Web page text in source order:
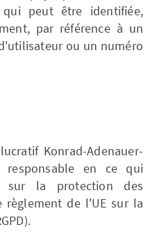
peut être identifiée,
par référence à un
ou un numéro
Konrad-Adenauer-
responsable en ce qui
sur la protection des
règlement de l'UE sur la